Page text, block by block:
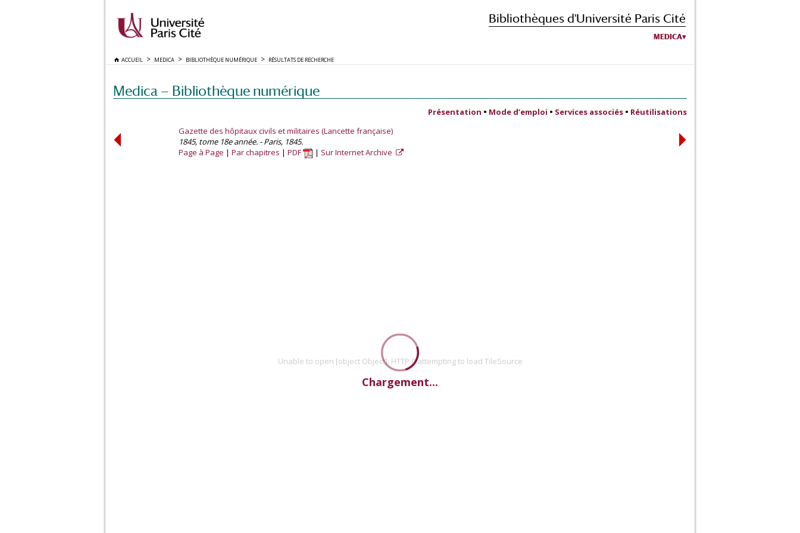
Bibliothèques d'Université Paris Cité
MEDICA
ACCUEIL MEDICA BIBLIOTHÈQUE NUMÉRIQUE RÉSULTATS DE RECHERCHE
Medica — Bibliothèque numérique
Présentation • Mode d’emploi • Services associés • Réutilisations
Gazette des hôpitaux civils et militaires (Lancette française)
1845, tome 18e année. - Paris, 1845.
Page à Page
Par chapitres PDF Sur Internet Archive
Unable to open [object Object]: HTTP 0 attempting to load TileSource
Chargement...